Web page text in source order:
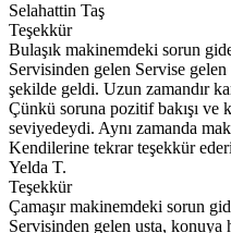
Selahattin Taş
Teşekkür
Bulaşık makinemdeki sorun
Servisinden gelen Servise
şekilde geldi. Uzun zamandır
Çünkü soruna pozitif bakışı ve
seviyedeydi. Aynı zamanda
Kendilerine tekrar teşekkür
Yelda T.
Teşekkür
Çamaşır makinemdeki sorun
Servisinden gelen usta,